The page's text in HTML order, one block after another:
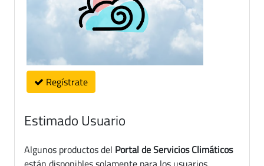
Regístrate
Estimado Usuario
Algunos productos del Portal de Servicios Climáticos